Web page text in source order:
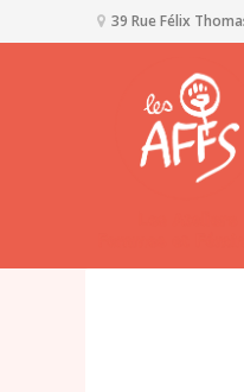
39 Rue Félix